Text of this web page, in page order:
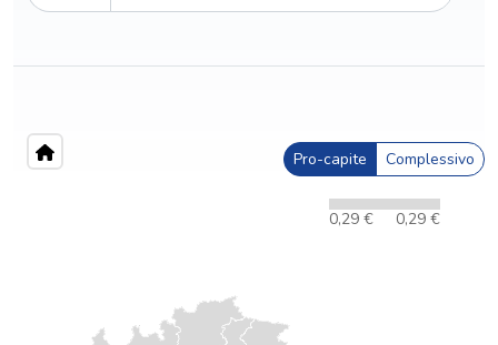
Pro-capite Complessivo
0,29 € 0,29 €